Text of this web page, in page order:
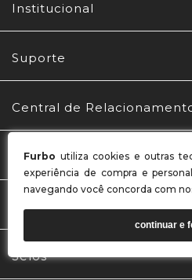
Furbo utiliza cookies e outras
experiência de compra e
navegando você concorda com
continuar e
Institucional
Suporte
Central de
Redes Sociais
Formas de Pagamento
Selos